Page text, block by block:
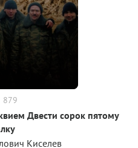
879
Двести сорок пятому
Киселев